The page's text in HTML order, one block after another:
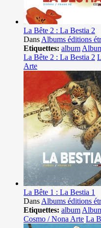
La Bête 2 : La Bestia 2
Dans Albums éditions
Etiquettes: album
La Bête 2 : La Bestia 2
Arte
La Bête 1 : La Bestia 1
Dans Albums éditions
Etiquettes: album
Cosmo / Nona Arte La